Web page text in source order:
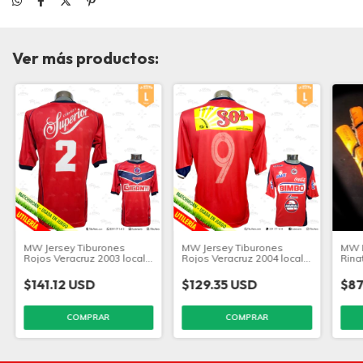
Ver más productos:
MW Jersey Tiburones
Rojos Veracruz 2003 local
$141.12 USD
COMPRAR
MW Jersey Tiburones
Rojos Veracruz 2004 local
$129.35 USD
COMPRAR
MW